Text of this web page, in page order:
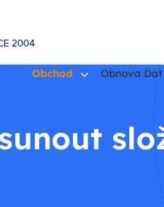
Obchod Obnova Dat